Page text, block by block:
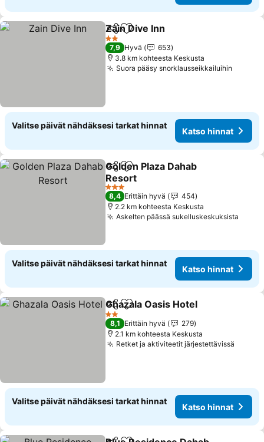
Jaa Lisää suosikkeihin
Zain Dive Inn
2 Tähtiluokitus
7,9 Hyvä
653
3.8 km kohteesta Keskusta
Suora pääsy snorklausseikkailuihin
Valitse päivät nähdäksesi tarkat hinnat
Katso hinnat
Jaa Lisää suosikkeihin
Golden Plaza Dahab
Resort
3 Tähtiluokitus
8,4 Erittäin hyvä
454
2.2 km kohteesta Keskusta
Askelten päässä sukelluskeskuksista
Valitse päivät nähdäksesi tarkat hinnat
Katso hinnat
Jaa Lisää suosikkeihin
Ghazala Oasis Hotel
2 Tähtiluokitus
8,1 Erittäin hyvä
279
2.1 km kohteesta Keskusta
Retket ja aktiviteetit järjestettävissä
Valitse päivät nähdäksesi tarkat hinnat
Katso hinnat